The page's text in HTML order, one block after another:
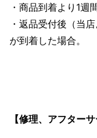
・商品到着より1週
・返品受付後（当
が到着した場合。
【修理、アフター